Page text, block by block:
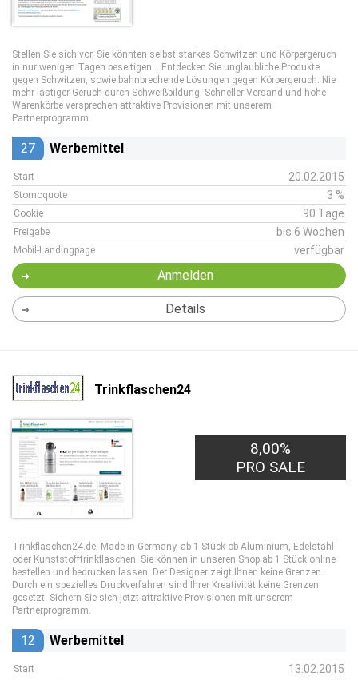
Stellen Sie sich vor, Sie könnten selbst starkes Schwitzen und Körpergeruch
in nur wenigen Tagen beseitigen... Entdecken Sie unglaubliche Produkte
gegen Schwitzen, sowie bahnbrechende Lösungen gegen Körpergeruch. Nie
mehr lästiger Geruch durch Schweißbildung. Schneller Versand und hohe
Warenkörbe versprechen attraktive Provisionen mit unserem
Partnerprogramm.
27 Werbemittel
Start 20.02.2015
Stornoquote 3 %
Cookie 90 Tage
Freigabe bis 6 Wochen
Mobil-Landingpage verfügbar
Anmelden
Details
Trinkflaschen24
8,00%
PRO SALE
Trinkflaschen24.de, Made in Germany, ab 1 Stück ob Aluminium, Edelstahl
oder Kunststofftrinkflaschen. Sie können in unseren Shop ab 1 Stück online
bestellen und bedrucken lassen. Der Designer zeigt Ihnen keine Grenzen.
Durch ein spezielles Druckverfahren sind Ihrer Kreativität keine Grenzen
gesetzt. Sichern Sie sich jetzt attraktive Provisionen mit unserem
Partnerprogramm.
12 Werbemittel
Start 13.02.2015